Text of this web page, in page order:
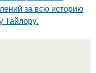
за всю историю
Тайлору.